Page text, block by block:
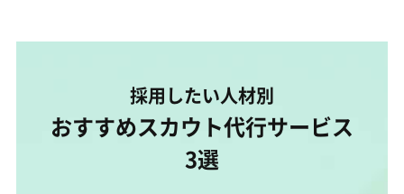
採用したい人材別
おすすめスカウト代行サービス
3選